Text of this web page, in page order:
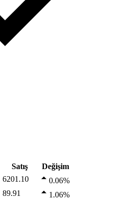
Satış
Değişim
6201.10
0.06%
89.91
1.06%